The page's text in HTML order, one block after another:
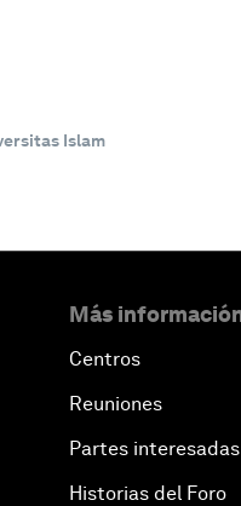
Islam
Más
Centros
Reuniones
Partes interesadas
Historias del Foro